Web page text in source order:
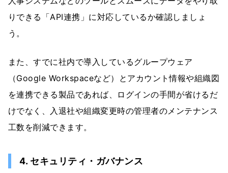
りできる「API連携」に対応しているか確認しましょ
う。
また、すでに社内で導入しているグループウェア
（Google Workspaceなど）とアカウント情報や組織図
を連携できる製品であれば、ログインの手間が省けるだ
けでなく、入退社や組織変更時の管理者のメンテナンス
工数を削減できます。
4. セキュリティ・ガバナンス